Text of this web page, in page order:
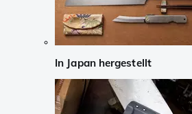
In Japan hergestellt